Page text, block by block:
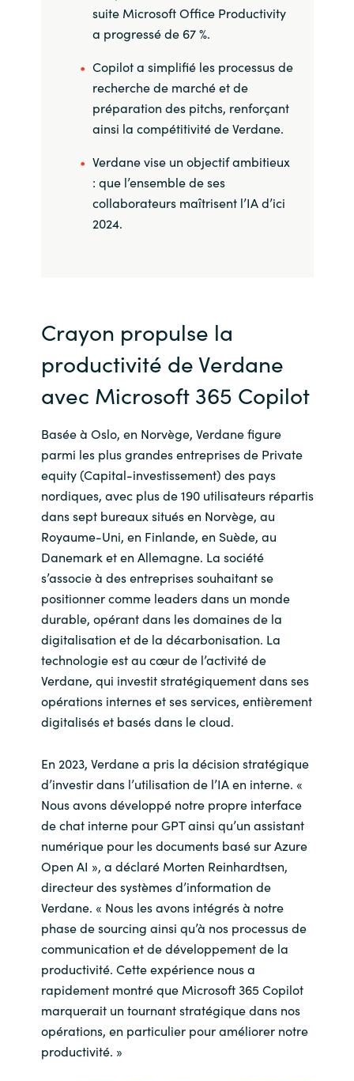
suite Microsoft Office Productivity
a progressé de 67 %.
Copilot a simplifié les processus de
recherche de marché et de
préparation des pitchs, renforçant
ainsi la compétitivité de Verdane.
Verdane vise un objectif ambitieux
: que l’ensemble de ses
collaborateurs maîtrisent l’IA d’ici
2024.
Crayon propulse la
productivité de Verdane
avec Microsoft 365 Copilot
Basée à Oslo, en Norvège, Verdane figure
parmi les plus grandes entreprises de Private
equity (Capital-investissement) des pays
nordiques, avec plus de 190 utilisateurs répartis
dans sept bureaux situés en Norvège, au
Royaume-Uni, en Finlande, en Suède, au
Danemark et en Allemagne. La société
s’associe à des entreprises souhaitant se
positionner comme leaders dans un monde
durable, opérant dans les domaines de la
digitalisation et de la décarbonisation. La
technologie est au cœur de l’activité de
Verdane, qui investit stratégiquement dans ses
opérations internes et ses services, entièrement
digitalisés et basés dans le cloud.
En 2023, Verdane a pris la décision stratégique
d’investir dans l’utilisation de l’IA en interne. «
Nous avons développé notre propre interface
de chat interne pour GPT ainsi qu’un assistant
numérique pour les documents basé sur Azure
Open AI », a déclaré Morten Reinhardtsen,
directeur des systèmes d’information de
Verdane. « Nous les avons intégrés à notre
phase de sourcing ainsi qu’à nos processus de
communication et de développement de la
productivité. Cette expérience nous a
rapidement montré que Microsoft 365 Copilot
marquerait un tournant stratégique dans nos
opérations, en particulier pour améliorer notre
productivité. »